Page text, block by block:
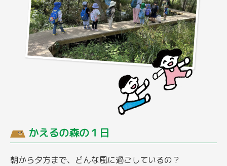
かえるの森の１日
朝から夕方まで、どんな風に過ごしているの？